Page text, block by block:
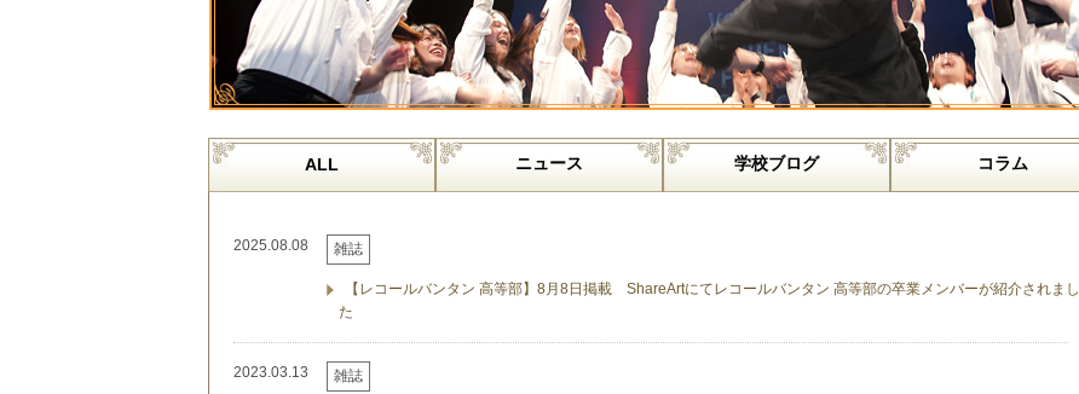
ALL ニュース 学校ブログ コラム
2025.08.08 雑誌
【レコールバンタン 高等部】8月8日掲載 ShareArtにてレコールバンタン 高等部の卒業メンバーが紹介されまし
た
2023.03.13 雑誌